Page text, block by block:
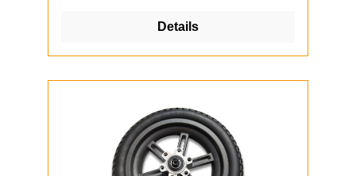
Details